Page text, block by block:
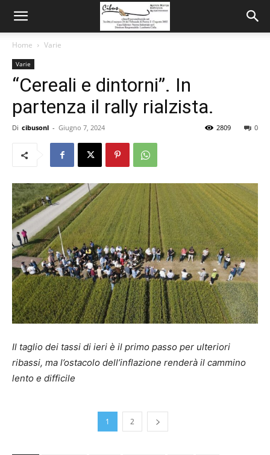
Home Varie
Varie
“Cereali e dintorni”. In
partenza il rally rialzista.
Di cibusonl - Giugno 7, 2024 0
2809
Il taglio dei tassi di ieri è il primo passo per ulteriori
ribassi, ma l’ostacolo dell’inflazione renderà il cammino
lento e difficile
1 2